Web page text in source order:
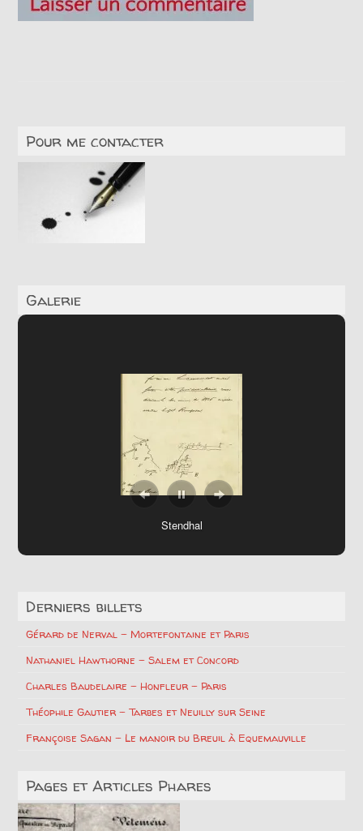
Pour me contacter
Galerie
Stendhal
Gustave Flaubert
Derniers billets
Gérard de Nerval – Mortefontaine et Paris
Nathaniel Hawthorne – Salem et Concord
Charles Baudelaire – Honfleur – Paris
Théophile Gautier – Tarbes et Neuilly sur Seine
Françoise Sagan – Le manoir du Breuil à Equemauville
Pages et Articles Phares